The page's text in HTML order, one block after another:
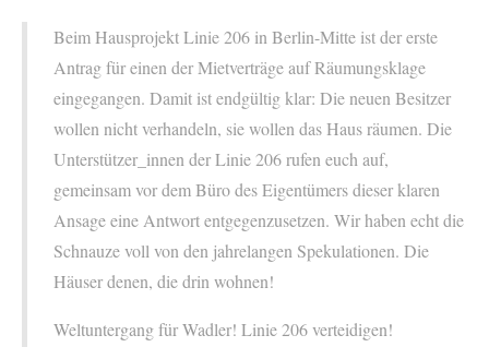
Beim Hausprojekt Linie 206 in Berlin-Mitte ist der erste
Antrag für einen der Mietverträge auf Räumungsklage
eingegangen. Damit ist endgültig klar: Die neuen Besitzer
wollen nicht verhandeln, sie wollen das Haus räumen. Die
Unterstützer_innen der Linie 206 rufen euch auf,
gemeinsam vor dem Büro des Eigentümers dieser klaren
Ansage eine Antwort entgegenzusetzen. Wir haben echt die
Schnauze voll von den jahrelangen Spekulationen. Die
Häuser denen, die drin wohnen!
Weltuntergang für Wadler! Linie 206 verteidigen!